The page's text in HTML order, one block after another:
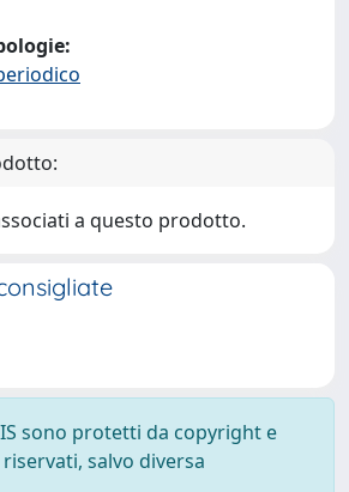
a questo prodotto.
sono protetti da copyright e
salvo diversa